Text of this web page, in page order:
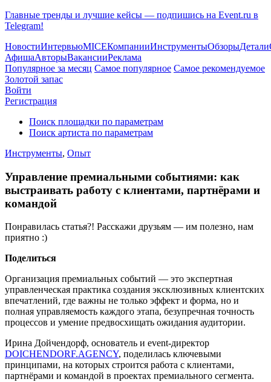
Главные тренды и лучшие кейсы — подпишись на Event.ru в
Telegram!
НовостиИнтервьюMICEКомпанииИнструментыОбзорыДетали
АфишаАвторыВакансииРеклама
Популярное за месяц Самое популярное Самое рекомендуемое
Золотой запас
Войти
Регистрация
Поиск площадки по параметрам
Поиск артиста по параметрам
Инструменты, Опыт
Управление премиальными событиями: как
выстраивать работу с клиентами, партнёрами и
командой
Понравилась статья?! Расскажи друзьям — им полезно, нам
приятно :)
Поделиться
Организация премиальных событий — это экспертная
управленческая практика создания эксклюзивных клиентских
впечатлений, где важны не только эффект и форма, но и
полная управляемость каждого этапа, безупречная точность
процессов и умение предвосхищать ожидания аудитории.
Ирина Дойчендорф, основатель и event-директор
DOICHENDORF.AGENCY, поделилась ключевыми
принципами, на которых строится работа с клиентами,
партнёрами и командой в проектах премиального сегмента.